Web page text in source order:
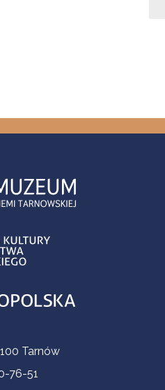
kontaktowe
Tarnów
76-51